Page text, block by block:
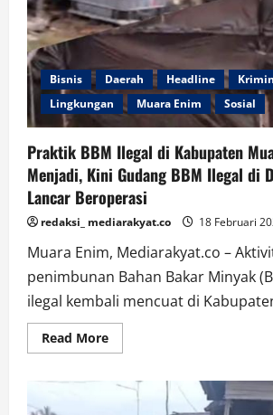
Bisnis Daerah Headline
Lingkungan
Muara Enim Sosial
Praktik BBM Ilegal di Kabupaten
Menjadi, Kini Gudang BBM Ilegal di
Lancar Beroperasi
redaksi_ mediarakyat.co 18 Februari
Muara Enim, Mediarakyat.co –
penimbunan Bahan Bakar Minyak
ilegal kembali mencuat di
Read MoreRead
more
BBM
Ilegal